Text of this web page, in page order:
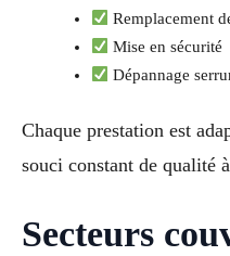
Remplacement
Mise en sécurité
Dépannage
Chaque prestation est
souci constant de qualité
Secteurs